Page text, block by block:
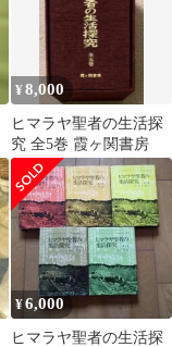
¥8,000
ヒマラヤ聖者の生活探
究 全5巻 霞ヶ関書房
¥6,000
ヒマラヤ聖者の生活探